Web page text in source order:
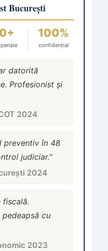
București
100%
confidențial
datorită
Profesionist și
2024
preventiv în 48
judiciar."
2024
fiscală.
cu
2023